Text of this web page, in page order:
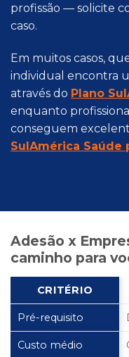
profissão — solicite
caso.
Em muitos casos,
individual encontra
através do Plano
enquanto
conseguem
SulAmérica Saúde
Adesão x
caminho para
CRITÉRIO
Pré-requisito
Custo médio